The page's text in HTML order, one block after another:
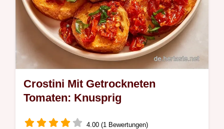
Crostini Mit Getrockneten
Tomaten: Knusprig
4.00 (1 Bewertungen)